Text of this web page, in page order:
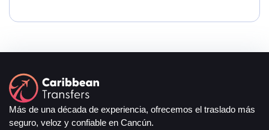
Más de una década de experiencia, ofrecemos el traslado más
seguro, veloz y confiable en Cancún.